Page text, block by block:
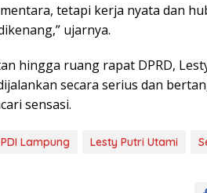
tetapi kerja nyata dan
ujarnya.
hingga ruang rapat DPRD,
secara serius dan
sensasi.
Lampung Lesty Putri Utami